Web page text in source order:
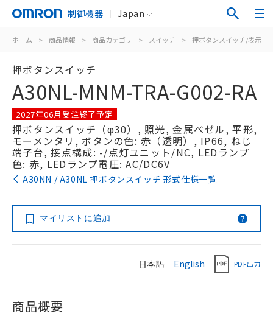
制御機器 Japan
ホーム > 商品情報 > 商品カテゴリ > スイッチ > 押ボタンスイッチ/表示灯
押ボタンスイッチ
A30NL-MNM-TRA-G002-RA
2027年06月受注終了予定
押ボタンスイッチ（φ30）, 照光, 金属ベゼル, 平形,
モーメンタリ, ボタンの色: 赤（透明）, IP66, ねじ
端子台, 接点構成: -/点灯ユニット/NC, LEDランプ
色: 赤, LEDランプ電圧: AC/DC6V
A30NN / A30NL 押ボタンスイッチ 形式仕様一覧
マイリストに追加
日本語 English PDF出力
商品概要